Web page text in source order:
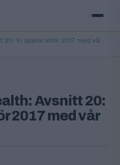
20: Vi spanar inför 2017 med vår
Avsnitt 20:
2017 med vår